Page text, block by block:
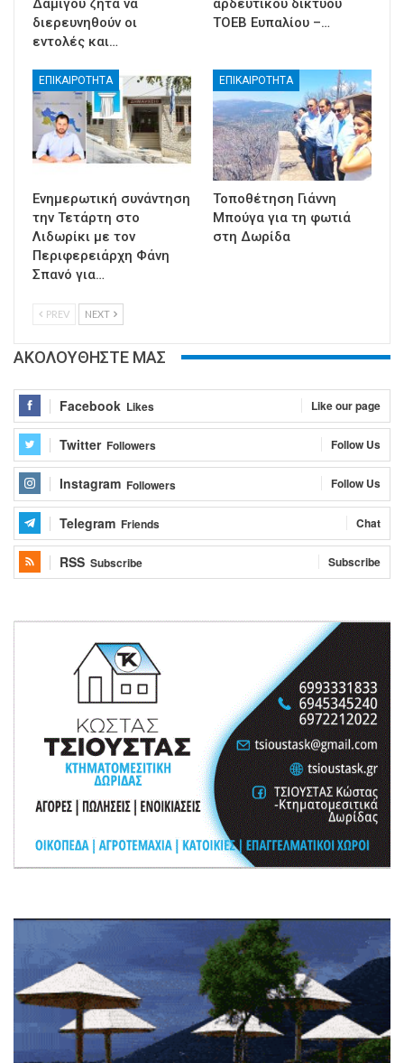
διερευνηθούν οι
εντολές και…
ΤΟΕΒ Ευπαλίου –…
ΕΠΙΚΑΙΡΟΤΗΤΑ
Ενημερωτική συνάντηση
την Τετάρτη στο
Λιδωρίκι με τον
Περιφερειάρχη Φάνη
Σπανό για…
ΕΠΙΚΑΙΡΟΤΗΤΑ
Τοποθέτηση Γιάννη
Μπούγα για τη φωτιά
στη Δωρίδα
PREV NEXT
ΑΚΟΛΟΥΘΗΣΤΕ ΜΑΣ
Facebook Likes Like our page
Twitter Followers Follow Us
Instagram Followers Follow Us
Telegram Friends Chat
RSS Subscribe Subscribe